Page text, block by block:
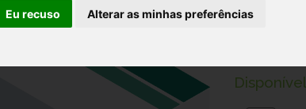
Eu recuso Alterar as minhas preferênciasRef.: 7325522
Disponível